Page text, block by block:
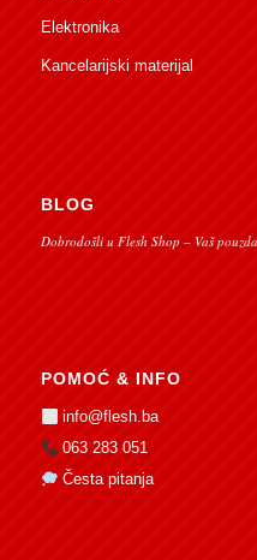
Elektronika
Kancelarijski materijal
BLOG
Dobrodošli u Flesh Shop – Vaš
POMOĆ & INFO
info@flesh.ba
063 283 051
Česta pitanja